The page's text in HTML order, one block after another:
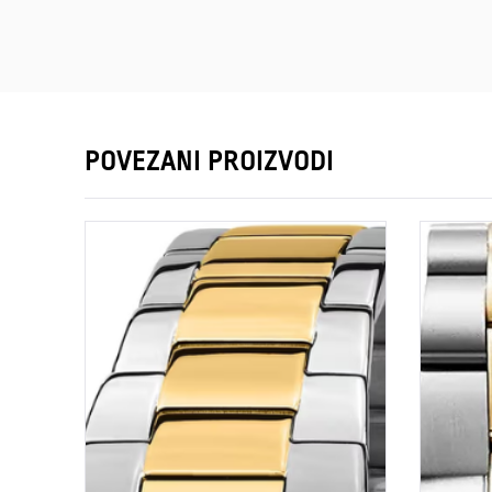
POVEZANI PROIZVODI